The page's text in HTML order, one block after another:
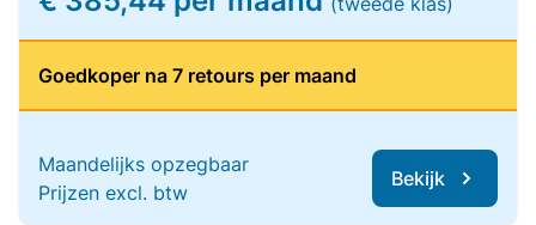
Goedkoper na 7 retours per maand
Maandelijks opzegbaar
Prijzen excl. btw
Bekijk